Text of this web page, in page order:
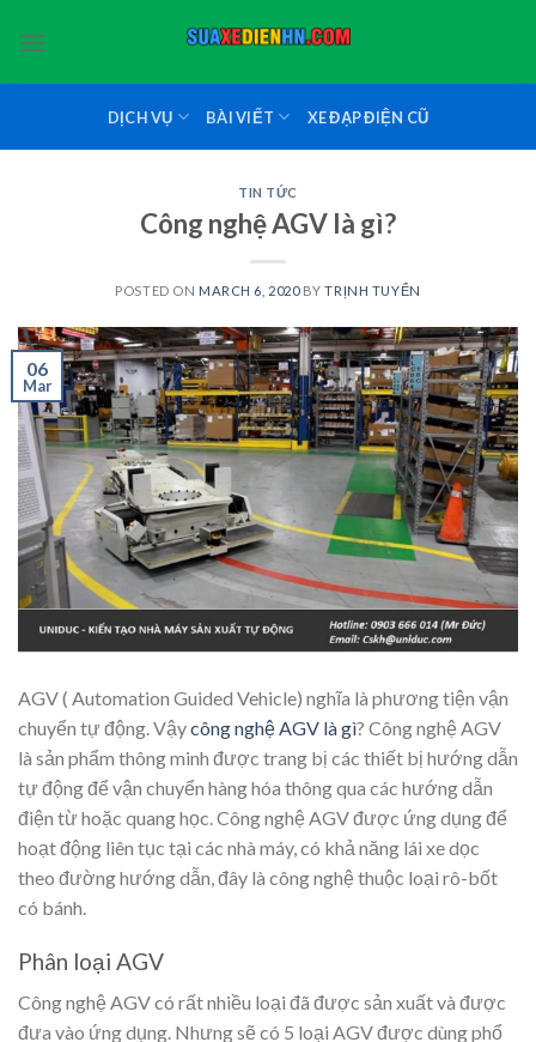
DỊCH VỤ BÀI VIẾT XE ĐẠP ĐIỆN CŨ
TIN TỨC
Công nghệ AGV là gì?
POSTED ON MARCH 6, 2020BYTRỊNH TUYỂN
06
Mar
AGV ( Automation Guided Vehicle) nghĩa là phương tiện vận
chuyển tự động. Vậycông nghệ AGV là gì? Công nghệ AGV
là sản phẩm thông minh được trang bị các thiết bị hướng dẫn
tự động để vận chuyển hàng hóa thông qua các hướng dẫn
điện từ hoặc quang học. Công nghệ AGV được ứng dụng để
hoạt động liên tục tại các nhà máy, có khả năng lái xe dọc
theo đường hướng dẫn, đây là công nghệ thuộc loại rô-bốt
có bánh.
Phân loại AGV
Công nghệ AGV có rất nhiều loại đã được sản xuất và được
đưa vào ứng dụng. Nhưng sẽ có 5 loại AGV được dùng phổ